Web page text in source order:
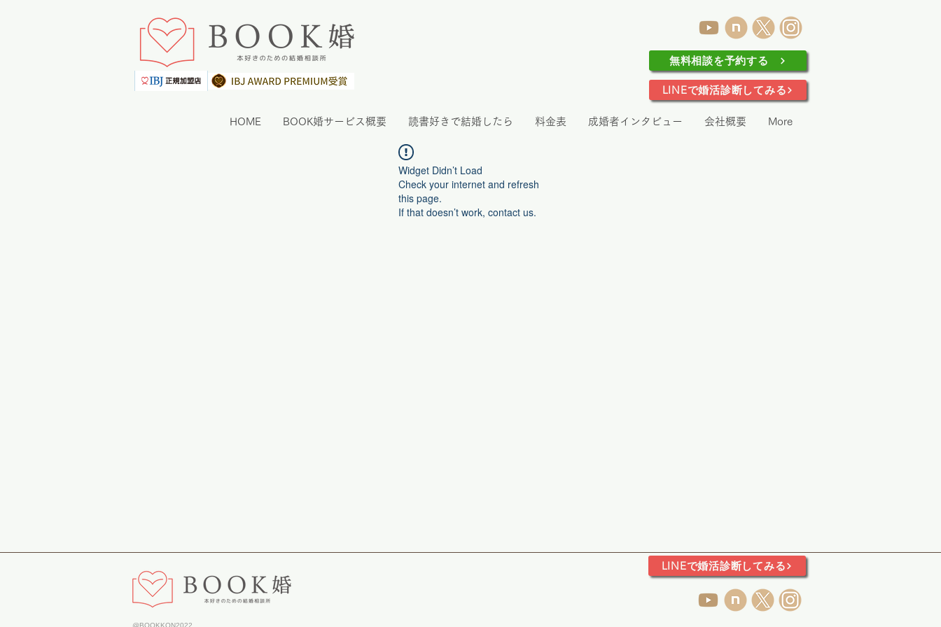
無料相談を予約する
LINEで婚活診断してみる
HOME BOOK婚サービス概要 読書好きで結婚したら 料金表 成婚者インタビュー 会社概要 More
Widget Didn’t Load
Check your internet and refresh
this page.
If that doesn’t work, contact us.
LINEで婚活診断してみる
@BOOKKON2022